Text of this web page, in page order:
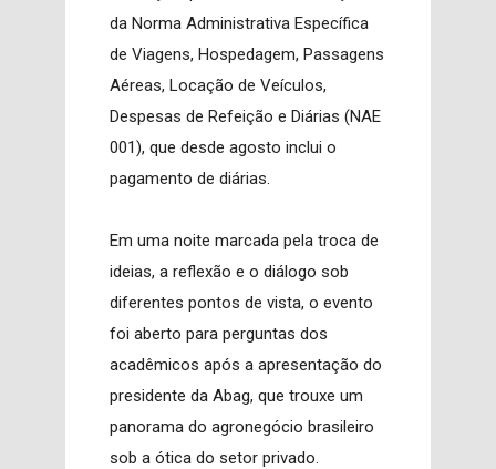
da Norma Administrativa Específica
de Viagens, Hospedagem, Passagens
Aéreas, Locação de Veículos,
Despesas de Refeição e Diárias (NAE
001), que desde agosto inclui o
pagamento de diárias.
Em uma noite marcada pela troca de
ideias, a reflexão e o diálogo sob
diferentes pontos de vista, o evento
foi aberto para perguntas dos
acadêmicos após a apresentação do
presidente da Abag, que trouxe um
panorama do agronegócio brasileiro
sob a ótica do setor privado.